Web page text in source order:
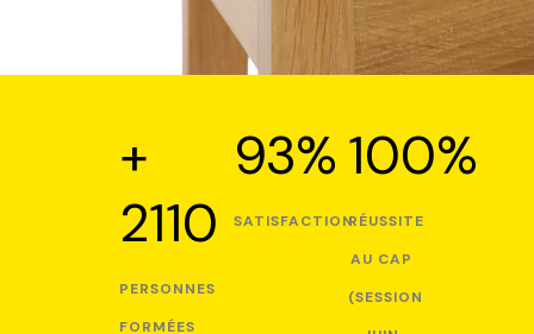
+
2110
PERSONNES
FORMÉES
93%
SATISFACTION
100%
RÉUSSITE
AU CAP
(SESSION